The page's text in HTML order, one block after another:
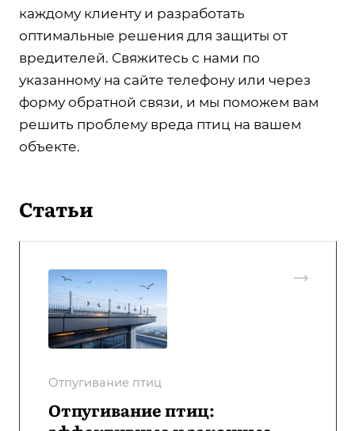
каждому клиенту и разработать
оптимальные решения для защиты от
вредителей. Свяжитесь с нами по
указанному на сайте телефону или через
форму обратной связи, и мы поможем вам
решить проблему вреда птиц на вашем
объекте.
Статьи
Отпугивание птиц
Отпугивание птиц: